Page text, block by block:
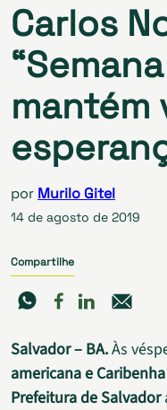
Carlos
mantém
por Murilo Gitel
14 de agosto de 2019
Compartilhe
Salvador – BA.Às
americana e
Prefeitura de Salvador